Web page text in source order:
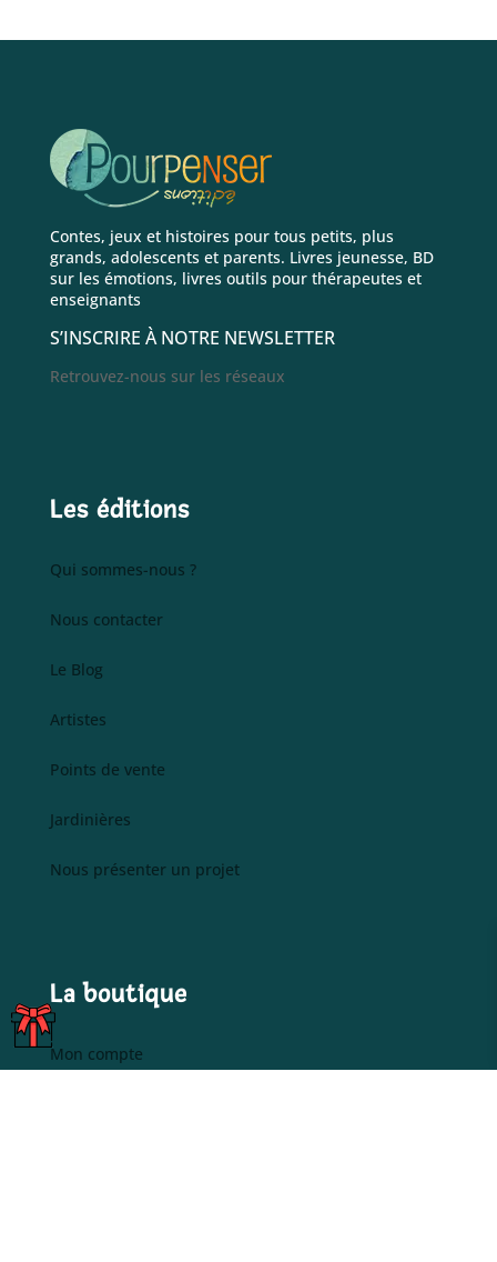
Contes, jeux et histoires pour tous petits, plus
grands, adolescents et parents. Livres jeunesse, BD
sur les émotions, livres outils pour thérapeutes et
enseignants
S’INSCRIRE À NOTRE NEWSLETTER
Retrouvez-nous sur les réseaux
CARTES
CADEAUX
Les éditions
Qui sommes-nous ?
Nous contacter
Le Blog
Artistes
Points de vente
Jardinières
Nous présenter un projet
La boutique
Mon compte